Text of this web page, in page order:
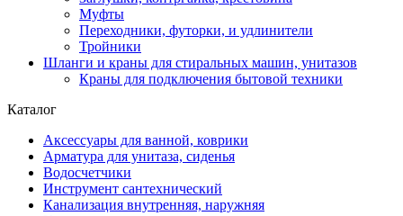
Муфты
Переходники, футорки, и удлинители
Тройники
Шланги и краны для стиральных машин, унитазов
Краны для подключения бытовой техники
Каталог
Аксессуары для ванной, коврики
Арматура для унитаза, сиденья
Водосчетчики
Инструмент сантехнический
Канализация внутренняя, наружняя